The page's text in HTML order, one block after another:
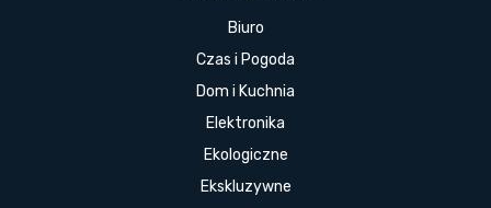
Biuro
Czas i Pogoda
Dom i Kuchnia
Elektronika
Ekologiczne
Ekskluzywne